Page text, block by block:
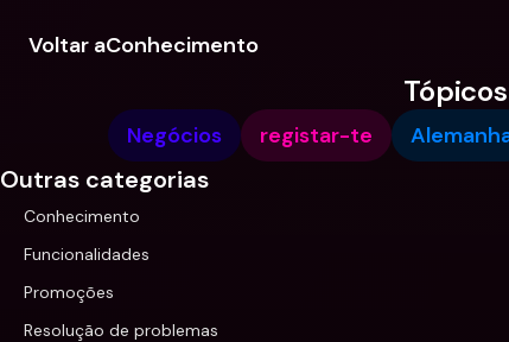
Voltar aConhecimento
Tópicos
Negócios registar-te
Outras categorias
Conhecimento
Funcionalidades
Promoções
Resolução de problemas